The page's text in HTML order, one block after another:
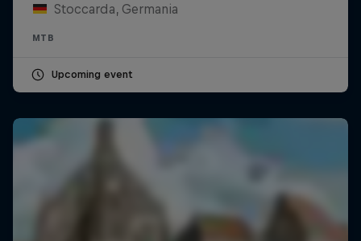
Stoccarda, Germania
MTB
Upcoming event